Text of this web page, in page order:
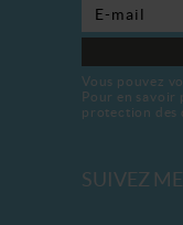
Vous pouvez
Pour en savoir
protection des
SUIVEZ